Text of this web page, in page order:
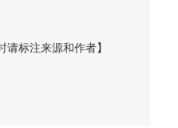
请标注来源和作者】